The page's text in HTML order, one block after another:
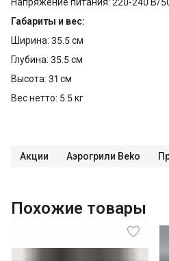
Напряжение питания: 220-240 В/
Габариты и вес:
Ширина: 35.5 см
Глубина: 35.5 см
Высота: 31 см
Вес нетто: 5.5 кг
Акции Аэрогрили Beko
Похожие товары